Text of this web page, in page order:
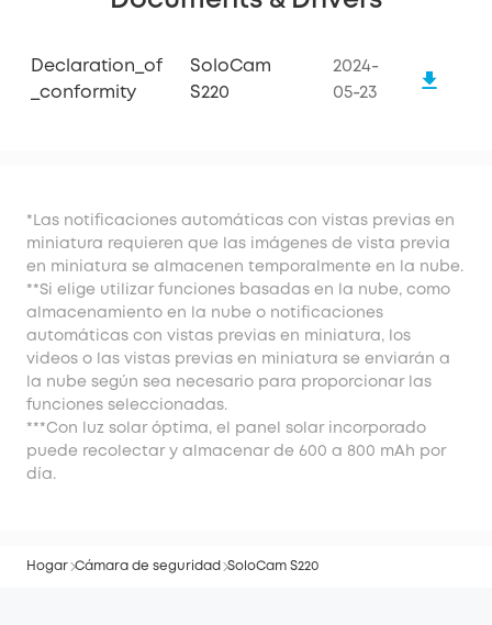
Declaration_of
_conformity
SoloCam
S220
2024-
05-23
*Las notificaciones automáticas con vistas previas en
miniatura requieren que las imágenes de vista previa
en miniatura se almacenen temporalmente en la nube.
**Si elige utilizar funciones basadas en la nube, como
almacenamiento en la nube o notificaciones
automáticas con vistas previas en miniatura, los
videos o las vistas previas en miniatura se enviarán a
la nube según sea necesario para proporcionar las
funciones seleccionadas.
***Con luz solar óptima, el panel solar incorporado
puede recolectar y almacenar de 600 a 800 mAh por
día.
Hogar Cámara de seguridad SoloCam S220